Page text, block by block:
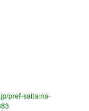
pref-saitama-